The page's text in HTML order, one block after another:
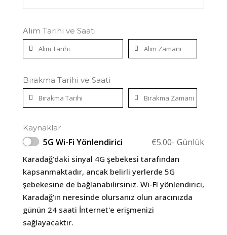
Alım Tarihi ve Saati
Bırakma Tarihi ve Saati
Kaynaklar
5G Wi-Fi Yönlendirici €5.00- Günlük
Karadağ'daki sinyal 4G şebekesi tarafından
kapsanmaktadır, ancak belirli yerlerde 5G
şebekesine de bağlanabilirsiniz. Wi-FI yönlendirici,
Karadağ'ın neresinde olursanız olun aracınızda
günün 24 saati İnternet'e erişmenizi
sağlayacaktır.